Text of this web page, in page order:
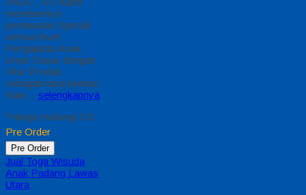
memberinya
penawaran Special
semua level
Pengajaran Anak
Umur Dasar dengan
Fitur Produk
sebagaimana berikut :
Kain… selengkapnya
*Harga Hubungi CS
Pre Order
Pre Order
Jual Toga Wisuda
Anak Padang Lawas
Utara